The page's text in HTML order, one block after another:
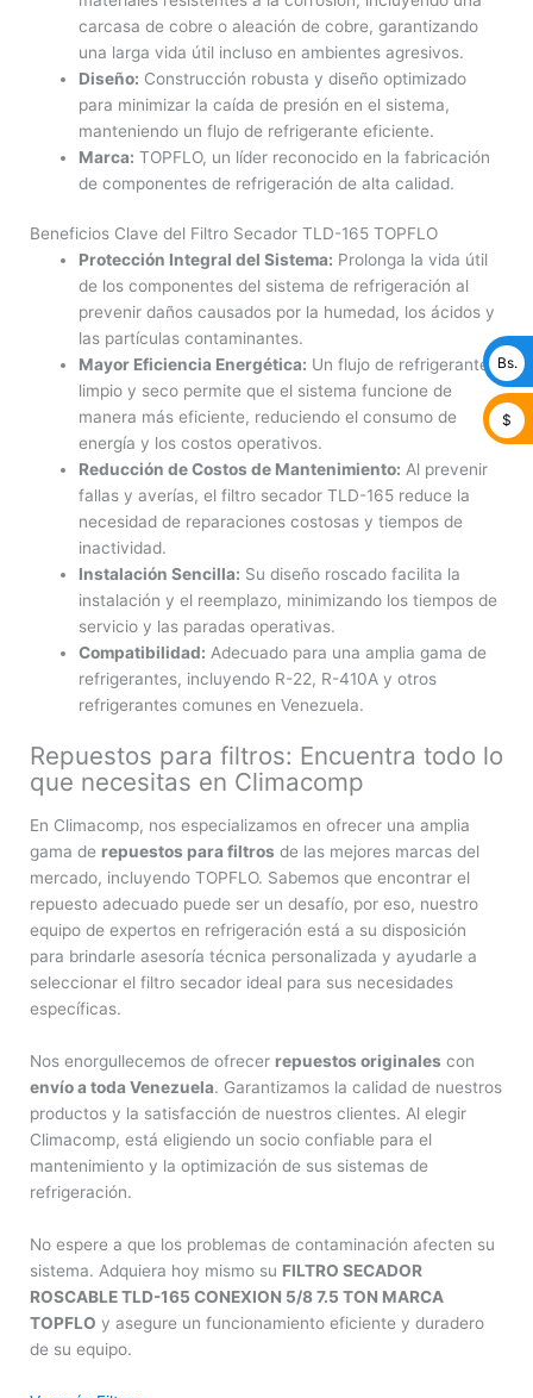
carcasa de cobre o aleación de cobre, garantizando
una larga vida útil incluso en ambientes agresivos.
Diseño: Construcción robusta y diseño optimizado
para minimizar la caída de presión en el sistema,
manteniendo un flujo de refrigerante eficiente.
Marca: TOPFLO, un líder reconocido en la fabricación
de componentes de refrigeración de alta calidad.
Beneficios Clave del Filtro Secador TLD-165 TOPFLO
Protección Integral del Sistema: Prolonga la vida útil
de los componentes del sistema de refrigeración al
prevenir daños causados por la humedad, los ácidos y
las partículas contaminantes.
Mayor Eficiencia Energética: Un flujo de refrigerante
limpio y seco permite que el sistema funcione de
manera más eficiente, reduciendo el consumo de
energía y los costos operativos.
Reducción de Costos de Mantenimiento: Al prevenir
fallas y averías, el filtro secador TLD-165 reduce la
necesidad de reparaciones costosas y tiempos de
inactividad.
Instalación Sencilla: Su diseño roscado facilita la
instalación y el reemplazo, minimizando los tiempos de
servicio y las paradas operativas.
Compatibilidad: Adecuado para una amplia gama de
refrigerantes, incluyendo R-22, R-410A y otros
refrigerantes comunes en Venezuela.
Repuestos para filtros: Encuentra todo lo
que necesitas en Climacomp
En Climacomp, nos especializamos en ofrecer una amplia
gama de repuestos para filtros de las mejores marcas del
mercado, incluyendo TOPFLO. Sabemos que encontrar el
repuesto adecuado puede ser un desafío, por eso, nuestro
equipo de expertos en refrigeración está a su disposición
para brindarle asesoría técnica personalizada y ayudarle a
seleccionar el filtro secador ideal para sus necesidades
específicas.
Nos enorgullecemos de ofrecer repuestos originales con
envío a toda Venezuela. Garantizamos la calidad de nuestros
productos y la satisfacción de nuestros clientes. Al elegir
Climacomp, está eligiendo un socio confiable para el
mantenimiento y la optimización de sus sistemas de
refrigeración.
No espere a que los problemas de contaminación afecten su
sistema. Adquiera hoy mismo su FILTRO SECADOR
ROSCABLE TLD-165 CONEXION 5/8 7.5 TON MARCA
TOPFLO y asegure un funcionamiento eficiente y duradero
de su equipo.
Bs.
$